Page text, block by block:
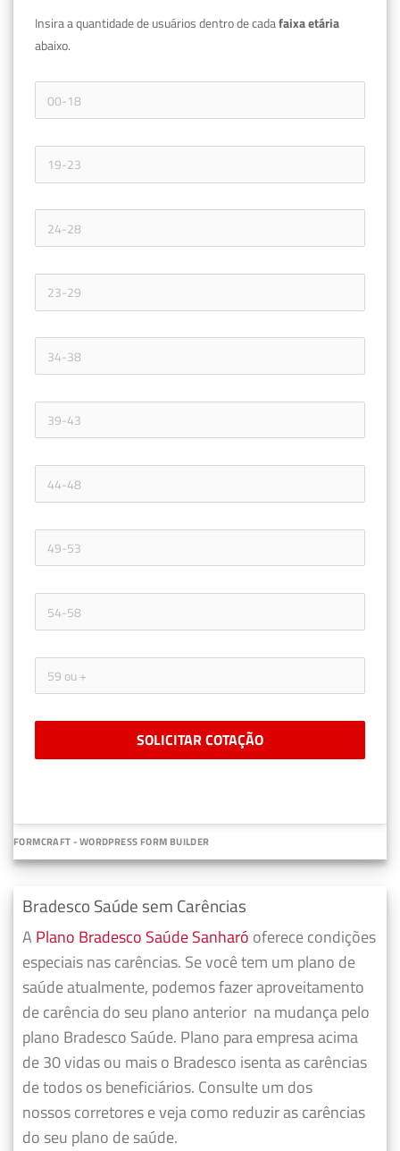
Insira a quantidade de usuários dentro de cada
abaixo.
SOLICITAR COTAÇÃO
FORMCRAFT - WORDPRESS FORM BUILDER
Bradesco Saúde sem Carências
A Plano Bradesco Saúde Sanharó oferece condições
especiais nas carências. Se você tem um plano de
saúde atualmente, podemos fazeraproveitamento
de carência do seu plano anterior na mudança pelo
plano Bradesco Saúde. Plano para empresa acima
de 30 vidas ou mais o Bradesco isenta as carências
de todos os beneficiários. Consulte um dos
nossos corretores e veja como reduzir as carências
do seu plano de saúde.